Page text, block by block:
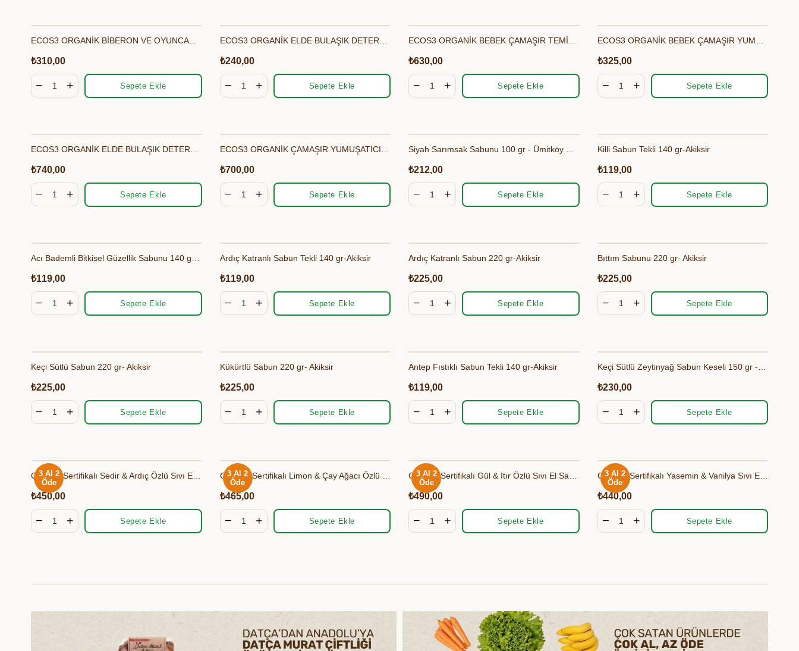
Et & Tavuk Suyu
₺310,00
Sepete Ekle
₺240,00
Sepete Ekle
₺630,00
Sepete Ekle
₺325,00
Sepete Ekle
₺740,00
Sepete Ekle
₺700,00
Sepete Ekle
₺212,00
Sepete Ekle
Killi Sabun Tekli 140 gr-Akiksir
₺119,00
Sepete Ekle
₺119,00
Sepete Ekle
Ardıç Katranlı Sabun Tekli 140 gr-Akiksir
₺119,00
Sepete Ekle
Ardıç Katranlı Sabun 220 gr-Akiksir
₺225,00
Sepete Ekle
Bıttım Sabunu 220 gr- Akiksir
₺225,00
Sepete Ekle
Keçi Sütlü Sabun 220 gr- Akiksir
₺225,00
Sepete Ekle
Kükürtlü Sabun 220 gr- Akiksir
₺225,00
Sepete Ekle
Antep Fıstıklı Sabun Tekli 140 gr-Akiksir
₺119,00
Sepete Ekle
₺230,00
Sepete Ekle
₺450,00
Sepete Ekle
3 Al 2
Öde
₺465,00
Sepete Ekle
3 Al 2
Öde
₺490,00
Sepete Ekle
3 Al 2
Öde
Organik Sertifikalı Yasemin & Vanilya Sıvı El Sabun 400 ml - Bionaturca
₺440,00
Sepete Ekle
3 Al 2
Öde